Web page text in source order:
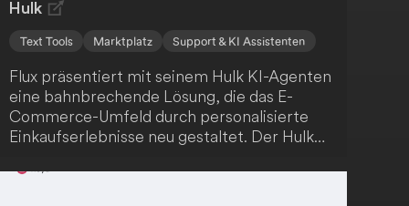
Hulk
Text Tools Marktplatz Support & KI Assistenten
Flux präsentiert mit seinem Hulk KI-Agenten
eine bahnbrechende Lösung, die das E-
Commerce-Umfeld durch personalisierte
Einkaufserlebnisse neu gestaltet. Der Hulk
Kundenbewertungen zu durchforsten und die